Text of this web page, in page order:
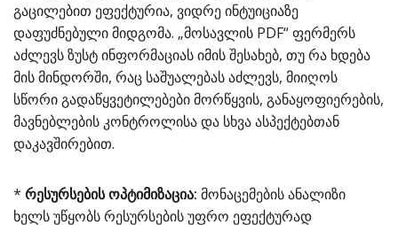
გაცილებით ეფექტურია, ვიდრე ინტუიციაზე
დაფუძნებული მიდგომა. „მოსავლის PDF“ ფერმერს
აძლევს ზუსტ ინფორმაციას იმის შესახებ, თუ რა ხდება
მის მინდორში, რაც საშუალებას აძლევს, მიიღოს
სწორი გადაწყვეტილებები მორწყვის, განაყოფიერების,
მავნებლების კონტროლისა და სხვა ასპექტებთან
დაკავშირებით.
* რესურსების ოპტიმიზაცია: მონაცემების ანალიზი
ხელს უწყობს რესურსების უფრო ეფექტურად